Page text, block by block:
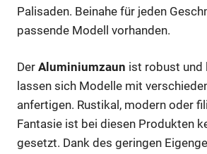
Palisaden. Beinahe für jeden
passende Modell vorhanden.
Der Aluminiumzaun ist robust und
lassen sich Modelle mit
anfertigen. Rustikal, modern oder
Fantasie ist bei diesen Produkten
gesetzt. Dank des geringen